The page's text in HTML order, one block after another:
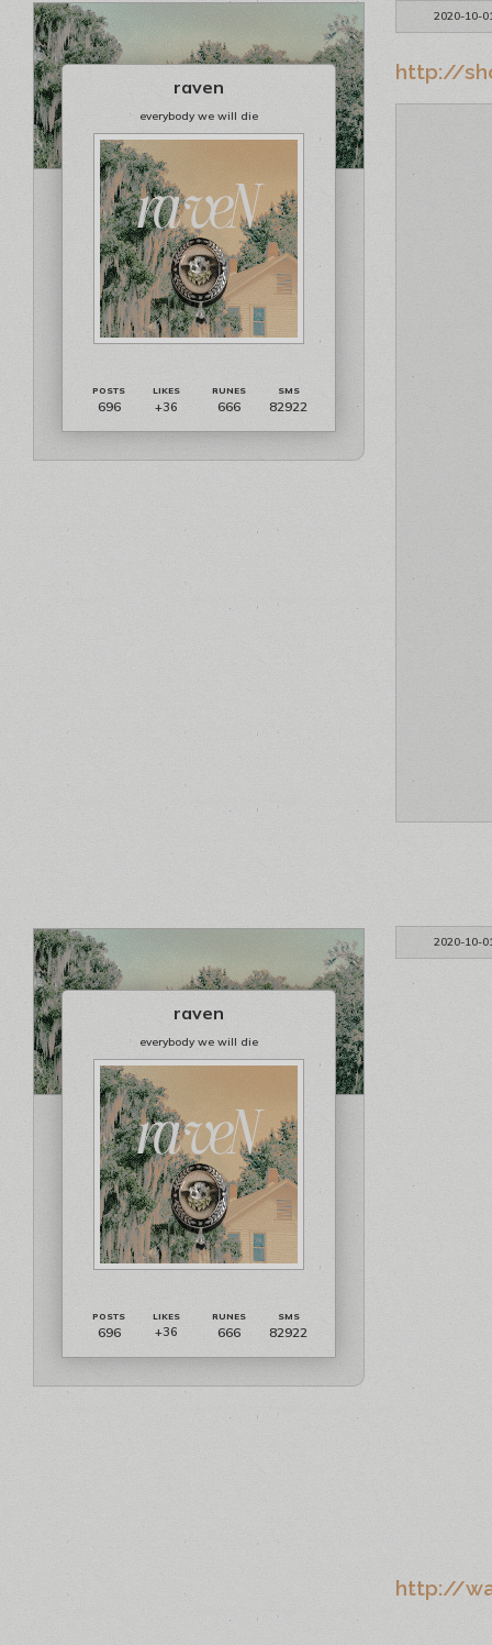
2020-10-
raven
everybody we will die
696 +36 666 82922
http://
2020-10-
raven
everybody we will die
696 +36 666 82922
http://